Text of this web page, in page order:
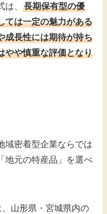
は、長期保有型の優
ては一定の魅力がある
成長性には期待が持ち
やや慎重な評価となり
域密着型企業ならでは
地元の特産品」を選べ
山形県・宮城県内の